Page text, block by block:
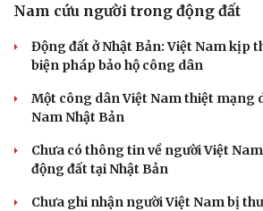
Nam cứu người trong động đất
Động đất ở Nhật Bản: Việt Nam kịp
biện pháp bảo hộ công dân
Một công dân Việt Nam thiệt mạng
Nam Nhật Bản
Chưa có thông tin về người Việt
động đất tại Nhật Bản
Chưa ghi nhận người Việt Nam bị